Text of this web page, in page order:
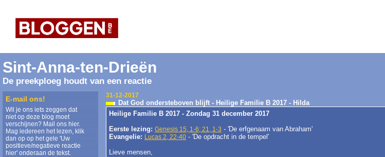
Sint-Anna-ten-Drieën
De preekploeg houdt van een reactie
E-mail ons!
Wil je ons iets zeggen dat
niet op deze blog moet
verschijnen? Mail ons hier.
Mag iedereen het lezen, klik
dan op op het gele 'Uw
positieve/negatieve reactie
hier' onderaan de tekst.
31-12-2017
Dat God ondersteboven blijft - Heilige Familie B 2017 - Hilda
Heilige Familie B 2017 - Zondag 31 december 2017
Eerste lezing: Genesis 15, 1-6; 21, 1-3 - 'De erfgenaam van Abraham'
Evangelie: Lucas 2, 22-40 - 'De opdracht in de tempel'
Lieve mensen,